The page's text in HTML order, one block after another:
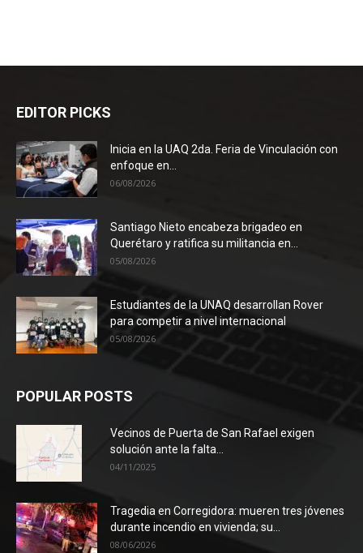
EDITOR PICKS
Inicia en la UAQ 2da. Feria de Vinculación con
enfoque en...
06/08/2026
Santiago Nieto encabeza brigadeo en
Querétaro y ratifica su militancia en...
05/08/2026
Estudiantes de la UNAQ desarrollan Rover
para competir a nivel internacional
05/08/2026
POPULAR POSTS
Vecinos de Puerta de San Rafael exigen
solución ante la falta...
04/11/2025
Tragedia en Corregidora: mueren tres jóvenes
durante incendio en vivienda; su...
08/06/2026